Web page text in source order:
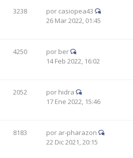
3238 por casiopea43
26 Mar 2022, 01:45
4250 por ber
14 Feb 2022, 16:02
2052 por hidra
17 Ene 2022, 15:46
8183 por ar-pharazon
22 Dic 2021, 20:15